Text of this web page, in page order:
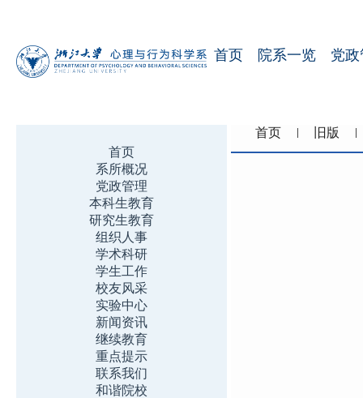
首页 院系一览 党
首页
系所概况
党政管理
本科生教育
研究生教育
组织人事
学术科研
学生工作
校友风采
实验中心
新闻资讯
继续教育
重点提示
联系我们
和谐院校
首页 旧版